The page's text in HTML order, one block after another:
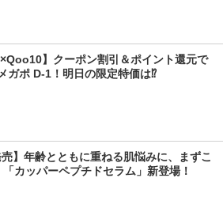
】クーポン割引＆ポイント還元で
ガポ D-1！明日の限定特価は⁉
売】年齢とともに重ねる肌悩みに、まずこ
カッパーペプチドセラム」新登場！